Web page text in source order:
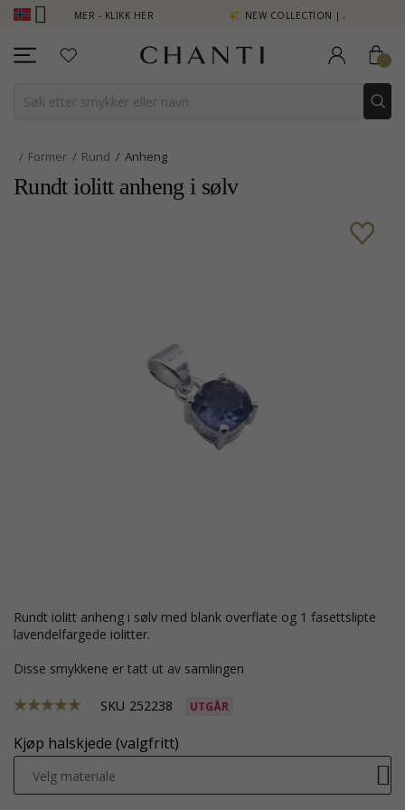
SE MER - KLIKK HER NEW COLLECTION | AURA
Former Rund Anheng
Rundt iolitt anheng i sølv
rundt iolitt anheng i sølv med blank overflate og 1 fasettslipte
lavendelfargede iolitter.
Disse smykkene er tatt ut av samlingen
SKU 252238 UTGÅR
Kjøp halskjede (valgfritt)
Velg materiale